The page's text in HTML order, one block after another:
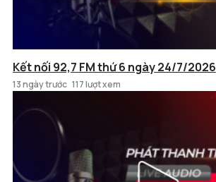
Kết nối 92,7 FM thứ 6 ngày 24/7/2026
13 ngày trước 117 lượt xem